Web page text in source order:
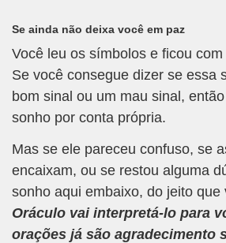
Se ainda não deixa você em paz
Você leu os símbolos e ficou
Se você consegue dizer se essa
bom sinal ou um mau sinal,
sonho por conta própria.
Mas se ele pareceu confuso, se
encaixam, ou se restou alguma
sonho aqui embaixo, do jeito que
Oráculo vai interpretá-lo para
orações já são agradecimento